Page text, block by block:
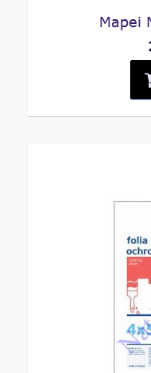
Mapei